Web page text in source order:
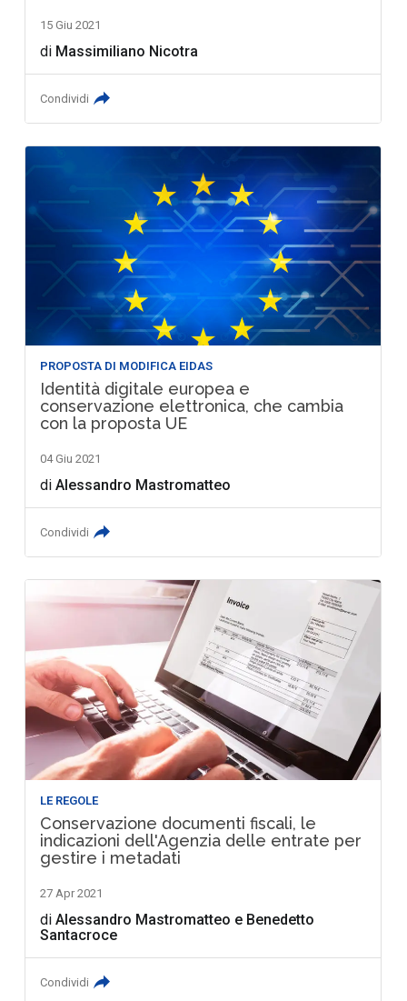
15 Giu 2021
di Massimiliano Nicotra
Condividi
PROPOSTA DI MODIFICA EIDAS
Identità digitale europea e
conservazione elettronica, che cambia
con la proposta UE
04 Giu 2021
diAlessandro Mastromatteo
Condividi
LE REGOLE
Conservazione documenti fiscali, le
indicazioni dell'Agenzia delle entrate per
gestire i metadati
27 Apr 2021
diAlessandro Mastromatteo e Benedetto
Santacroce
Condividi